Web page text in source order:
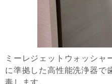
ミーレジェットウォッシャ
に準拠した高性能洗浄器で